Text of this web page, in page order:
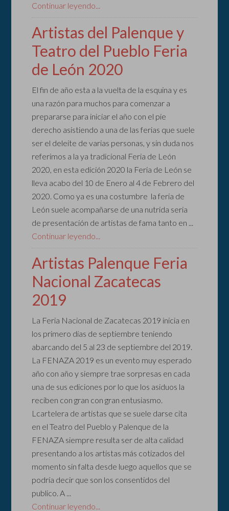
Continuar leyendo...
Artistas del Palenque y
Teatro del Pueblo Feria
de León 2020
El fin de año esta a la vuelta de la esquina y es
una razón para muchos para comenzar a
prepararse para iniciar el año con el pie
derecho asistiendo a una de las ferias que suele
ser el deleite de varias personas, y sin duda nos
referimos a la ya tradicional Feria de León
2020, en esta edición 2020 la Feria de León se
lleva acabo del 10 de Enero al 4 de Febrero del
2020. Como ya es una costumbre la feria de
León suele acompañarse de una nutrida seria
de presentación de artistas de fama tanto en ...
Continuar leyendo...
Artistas Palenque Feria
Nacional Zacatecas
2019
La Feria Nacional de Zacatecas 2019 inicia en
los primero días de septiembre teniendo
abarcando del 5 al 23 de septiembre del 2019.
La FENAZA 2019 es un evento muy esperado
año con año y siempre trae sorpresas en cada
una de sus ediciones por lo que los asiduos la
reciben con gran con gran entusiasmo.
Lcartelera de artistas que se suele darse cita
en el Teatro del Pueblo y Palenque de la
FENAZA siempre resulta ser de alta calidad
presentando a los artistas más cotizados del
momento sin falta desde luego aquellos que se
podría decir que son los consentidos del
publico. A ...
Continuar leyendo...